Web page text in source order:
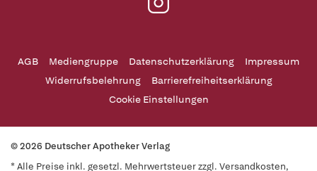
AGB Mediengruppe Datenschutzerklärung
Impressum
Widerrufsbelehrung
Barrierefreiheitserklärung
Cookie Einstellungen
© 2026 Deutscher Apotheker Verlag
* Alle Preise inkl. gesetzl. Mehrwertsteuer zzgl. Versandkosten,